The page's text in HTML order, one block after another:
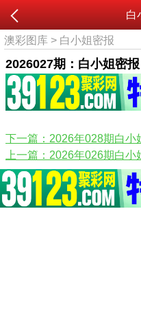
白
澳彩图库 > 白小姐密报
2026027期：白小姐密报
下一篇：2026年028期白小
上一篇：2026年026期白小